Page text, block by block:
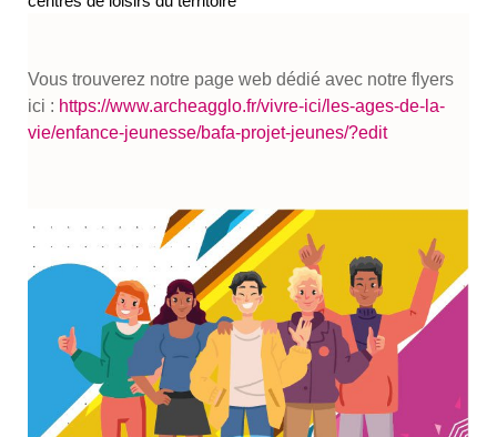
Vous trouverez notre page web dédié avec notre flyers
ici : https://www.archeagglo.fr/vivre-ici/les-ages-de-la-
vie/enfance-jeunesse/bafa-projet-jeunes/?edit